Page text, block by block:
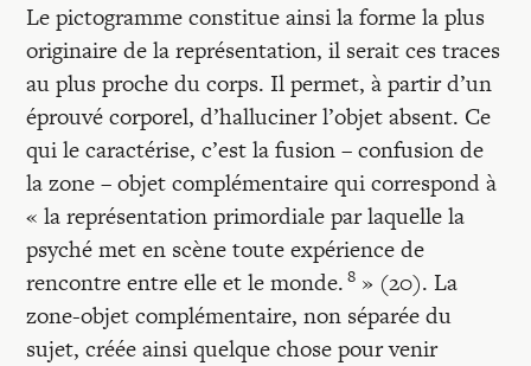
Le pictogramme constitue ainsi la forme la plus
originaire de la représentation, il serait ces traces
au plus proche du corps. Il permet, à partir d’un
éprouvé corporel, d’halluciner l’objet absent. Ce
qui le caractérise, c’est la fusion – confusion de
la zone – objet complémentaire qui correspond à
« la représentation primordiale par laquelle la
psyché met en scène toute expérience de
rencontre entre elle et le monde.8 » (20). La
zone-objet complémentaire, non séparée du
sujet, créée ainsi quelque chose pour venir